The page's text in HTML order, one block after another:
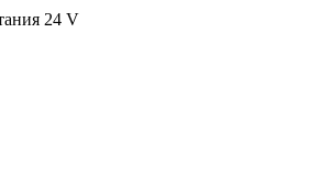
24 V